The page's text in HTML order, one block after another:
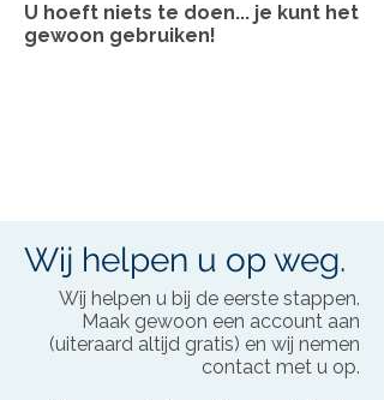
U hoeft niets te doen... je kunt het
gewoon gebruiken!
Wij helpen u op weg.
Wij helpen u bij de eerste stappen.
Maak gewoon een account aan
(uiteraard altijd gratis) en wij nemen
contact met u op.